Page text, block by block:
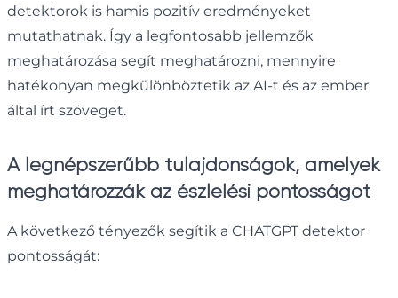
detektorok is hamis pozitív eredményeket
mutathatnak. Így a legfontosabb jellemzők
meghatározása segít meghatározni, mennyire
hatékonyan megkülönböztetik az AI-t és az ember
által írt szöveget.
A legnépszerűbb tulajdonságok, amelyek
meghatározzák az észlelési pontosságot
A következő tényezők segítik a CHATGPT detektor
pontosságát: